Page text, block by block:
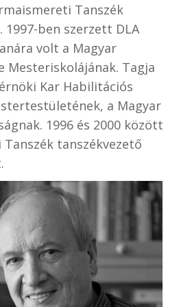
Tanszék
ben szerzett DLA
volt a Magyar
Mesteriskolájának. Tagja
Kar Habilitációs
a Magyar
1996 és 2000 között
tanszékvezető